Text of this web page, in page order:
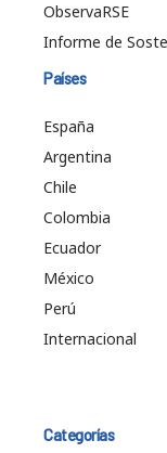
ObservaRSE
Informe de
Países
España
Argentina
Chile
Colombia
Ecuador
México
Perú
Internacional
Categorías